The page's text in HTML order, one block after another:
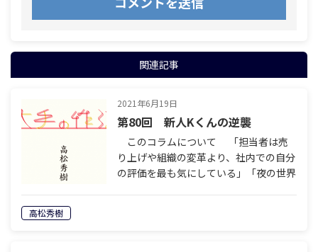
関連記事
2021年6月19日
第80回 新人Kくんの逆襲
このコラムについて 「担当者は売
り上げや組織の変革より、社内での自分
の評価を最も気にしている」「夜の世界
高松秀樹